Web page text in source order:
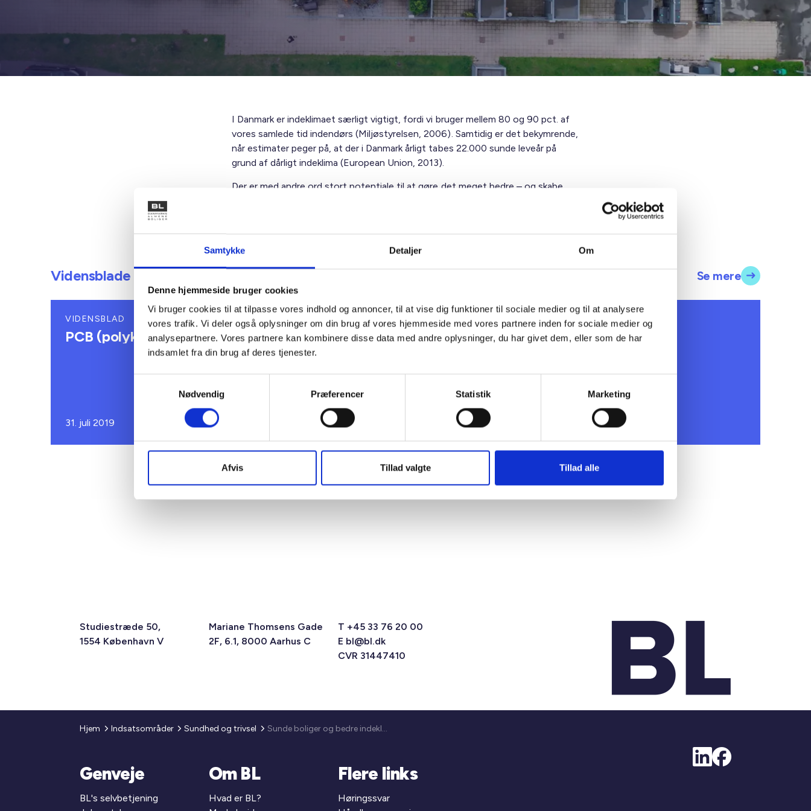
Samtykke Detaljer Om
Denne hjemmeside bruger cookies
Vi bruger cookies til at tilpasse vores indhold og annoncer, til at vise dig funktioner til sociale medier og til at analysere
vores trafik. Vi deler også oplysninger om din brug af vores hjemmeside med vores partnere inden for sociale medier og
analysepartnere. Vores partnere kan kombinere disse data med andre oplysninger, du har givet dem, eller som de har
indsamlet fra din brug af deres tjenester.
Nødvendig
Præferencer Statistik Marketing
Afvis Tillad valgte Tillad alle
I Danmark er indeklimaet særligt vigtigt, fordi vi bruger mellem 80 og 90 pct. af
vores samlede tid indendørs (Miljøstyrelsen, 2006). Samtidig er det bekymrende,
når estimater peger på, at der i Danmark årligt tabes 22.000 sunde leveår på
grund af dårligt indeklima (European Union, 2013).
Der er med andre ord stort potentiale til at gøre det meget bedre – og skabe
understøtter et sundt indeklima, f.eks. svanemærkede samt astma- og
Vidensblade Se mere
VIDENSBLAD
PCB (polyklorerede bifenyler)
31. juli 2019
VIDENSBLAD
Skimmel i boligen
28. oktober 2019
DRIFT OG ADMINISTRATION
Asbest
06. januar 2025
Studiestræde 50,
1554 København V
Mariane Thomsens Gade
2F, 6.1, 8000 Aarhus C
T +45 33 76 20 00
E bl@bl.dk
CVR 31447410
Hjem Indsatsområder Sundhed og trivsel Sunde boliger og bedre indeklima
Genveje
BL's selvbetjening
Om BL
Hvad er BL?
Flere links
Høringssvar